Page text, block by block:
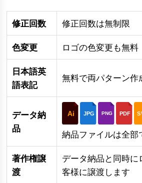
修正回数 修正回数は無制限
色変更 ロゴの色変更も無料
日本語英
語表記
無料で両パターン作
データ納
品
Ai JPG PNG PDF
納品ファイルは全部
著作権譲
渡
データ納品と同時に
客様に譲渡します